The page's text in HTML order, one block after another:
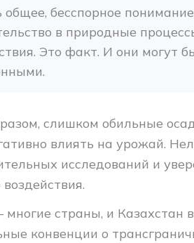
общее, бесспорное
в природные
Это факт. И они могут
слишком обильные
влиять на урожай.
исследований и
страны, и Казахстан
конвенции о